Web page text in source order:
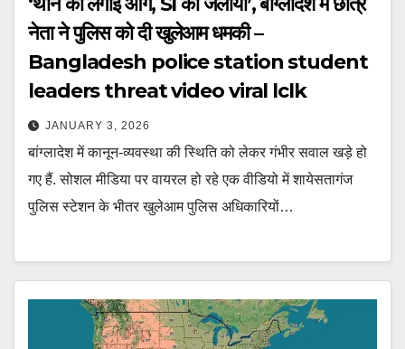
नेता ने पुलिस को दी खुलेआम धमकी –
Bangladesh police station student
leaders threat video viral lclk
JANUARY 3, 2026
बांग्लादेश में कानून-व्यवस्था की स्थिति को लेकर गंभीर सवाल खड़े हो
गए हैं. सोशल मीडिया पर वायरल हो रहे एक वीडियो में शायेसतागंज
पुलिस स्टेशन के भीतर खुलेआम पुलिस अधिकारियों…